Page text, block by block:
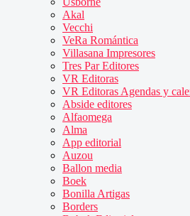
Akal
Vecchi
VeRa Romántica
Villasana Impresores
Tres Par Editores
VR Editoras
VR Editoras Agendas y
Abside editores
Alfaomega
Alma
App editorial
Auzou
Ballon media
Boek
Bonilla Artigas
Borders